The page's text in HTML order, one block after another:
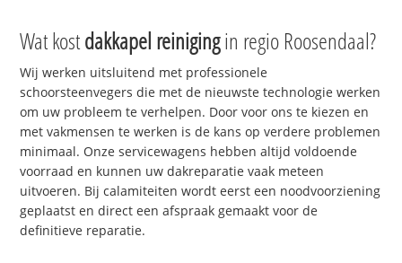
Wat kostdakkapel reinigingin regio Roosendaal?
Wij werken uitsluitend met professionele
schoorsteenvegers die met de nieuwste technologie werken
om uw probleem te verhelpen. Door voor ons te kiezen en
met vakmensen te werken is de kans op verdere problemen
minimaal. Onze servicewagens hebben altijd voldoende
voorraad en kunnen uw dakreparatie vaak meteen
uitvoeren. Bij calamiteiten wordt eerst een noodvoorziening
geplaatst en direct een afspraak gemaakt voor de
definitieve reparatie.